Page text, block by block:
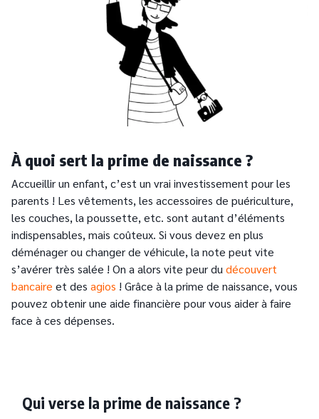
À quoi sert la prime de naissance ?
Accueillir un enfant, c’est un vrai investissement pour les
parents ! Les vêtements, les accessoires de puériculture,
les couches, la poussette, etc. sont autant d’éléments
indispensables, mais coûteux. Si vous devez en plus
déménager ou changer de véhicule, la note peut vite
s’avérer très salée ! On a alors vite peur du découvert
bancaire et des agios ! Grâce à la prime de naissance, vous
pouvez obtenir une aide financière pour vous aider à faire
face à ces dépenses.
Qui verse la prime de naissance ?